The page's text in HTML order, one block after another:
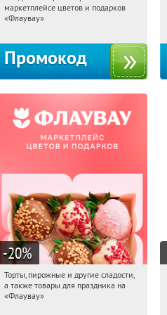
Россия
маркетплейсе цветов и подарков
«Флаувау»
Промокод
-20%
01:22:47 Получили:
Россия
Торты, пирожные и другие сладости,
а также товары для праздника на
«Флаувау»